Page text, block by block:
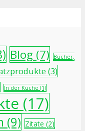
Blog (7) Bücher,
(3)
In der Küche (1)
(17)
(9) Zitate (2)